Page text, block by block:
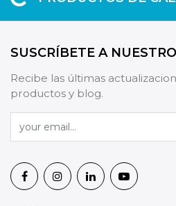
SUSCRÍBETE A
Recibe las últimas
productos y blog.